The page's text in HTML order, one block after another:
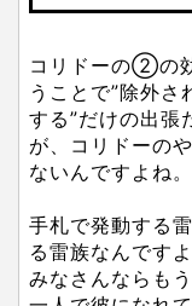
コリドーの②の
うことで”除外さ
する”だけの出張
が、コリドーの
ないんですよね。
手札で発動する
る雷族なんです
みなさんならも